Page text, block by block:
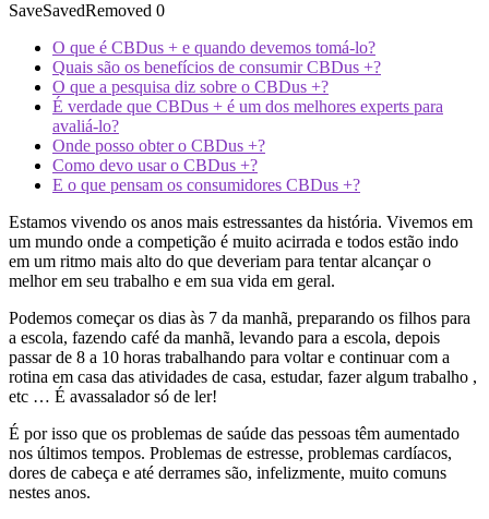
SaveSavedRemoved 0
O que é CBDus + e quando devemos tomá-lo?
Quais são os benefícios de consumir CBDus +?
O que a pesquisa diz sobre o CBDus +?
É verdade que CBDus + é um dos melhores experts para
avaliá-lo?
Onde posso obter o CBDus +?
Como devo usar o CBDus +?
E o que pensam os consumidores CBDus +?
Estamos vivendo os anos mais estressantes da história. Vivemos em
um mundo onde a competição é muito acirrada e todos estão indo
em um ritmo mais alto do que deveriam para tentar alcançar o
melhor em seu trabalho e em sua vida em geral.
Podemos começar os dias às 7 da manhã, preparando os filhos para
a escola, fazendo café da manhã, levando para a escola, depois
passar de 8 a 10 horas trabalhando para voltar e continuar com a
rotina em casa das atividades de casa, estudar, fazer algum trabalho ,
etc … É avassalador só de ler!
É por isso que os problemas de saúde das pessoas têm aumentado
nos últimos tempos. Problemas de estresse, problemas cardíacos,
dores de cabeça e até derrames são, infelizmente, muito comuns
nestes anos.